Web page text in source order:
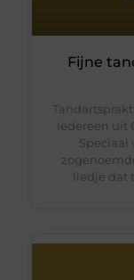
Fijne
Iedereen uit
Speciaal
liedje dat